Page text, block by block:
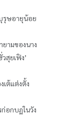
บุรุษอายุน้อย
ามของนาง
สุยเฟิง’
เต้แต่งตั้ง
อกบฏในวัง